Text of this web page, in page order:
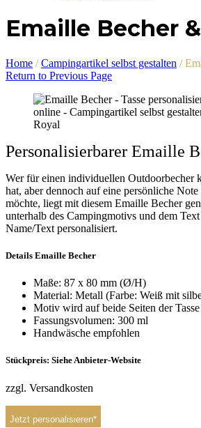
Emaille Becher
Home / Campingartikel selbst gestalten /
Return to Previous Page
Personalisierbarer Emaille
Wer für einen individuellen Outdoorbecher
hat, aber dennoch auf eine persönliche
möchte, liegt mit diesem Emaille Becher
unterhalb des Campingmotivs und dem
Name/Text personalisiert.
Details Emaille Becher
Maße: 87 x 80 mm (Ø/H)
Material: Metall (Farbe: Weiß mit
Motiv wird auf beide Seiten der
Fassungsvolumen: 300 ml
Handwäsche empfohlen
Stückpreis: Siehe Anbieter-Website
zzgl. Versandkosten
Jetzt personalisieren*